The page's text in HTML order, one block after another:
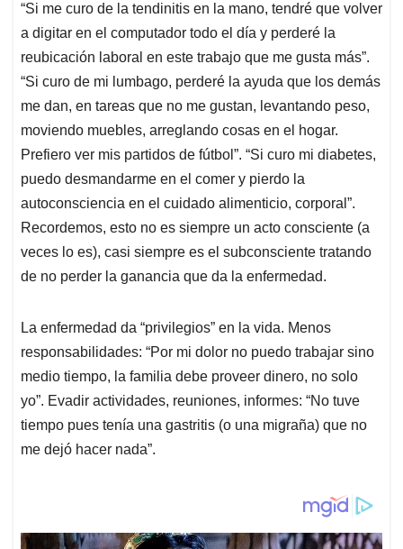
“Si me curo de la tendinitis en la mano, tendré que volver
a digitar en el computador todo el día y perderé la
reubicación laboral en este trabajo que me gusta más”.
“Si curo de mi lumbago, perderé la ayuda que los demás
me dan, en tareas que no me gustan, levantando peso,
moviendo muebles, arreglando cosas en el hogar.
Prefiero ver mis partidos de fútbol”. “Si curo mi diabetes,
puedo desmandarme en el comer y pierdo la
autoconsciencia en el cuidado alimenticio, corporal”.
Recordemos, esto no es siempre un acto consciente (a
veces lo es), casi siempre es el subconsciente tratando
de no perder la ganancia que da la enfermedad.
La enfermedad da “privilegios” en la vida. Menos
responsabilidades: “Por mi dolor no puedo trabajar sino
medio tiempo, la familia debe proveer dinero, no solo
yo”. Evadir actividades, reuniones, informes: “No tuve
tiempo pues tenía una gastritis (o una migraña) que no
me dejó hacer nada”.